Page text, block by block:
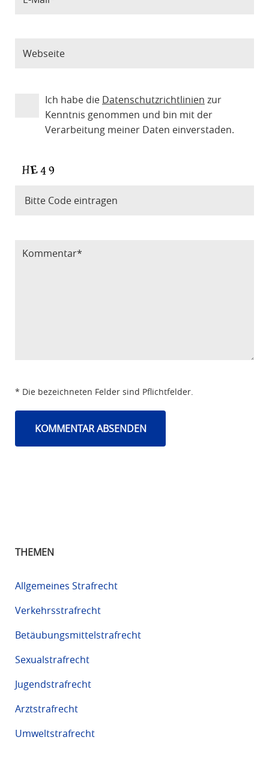
Ich habe die Datenschutzrichtlinien zur
Kenntnis genommen und bin mit der
Verarbeitung meiner Daten einverstaden.
* Die bezeichneten Felder sind Pflichtfelder.
THEMEN
Allgemeines Strafrecht
Verkehrsstrafrecht
Betäubungsmittelstrafrecht
Sexualstrafrecht
Jugendstrafrecht
Arztstrafrecht
Umweltstrafrecht